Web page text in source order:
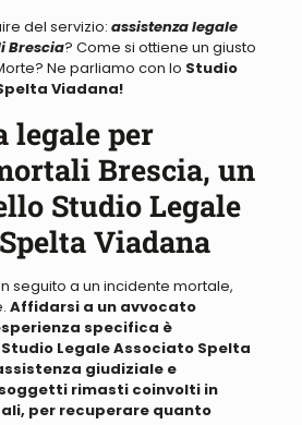
del servizio: assistenza legale
Brescia? Come si ottiene un giusto
Ne parliamo con lo Studio
Viadana!
legale per
Brescia, un
Studio Legale
Viadana
seguito a un incidente mortale,
Affidarsi a un avvocato
specifica è
Legale Associato Spelta
giudiziale e
rimasti coinvolti in
per recuperare quanto